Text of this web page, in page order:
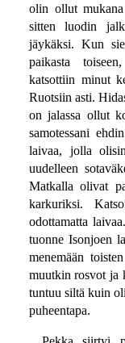
olin ollut mukana
sitten luodin
jäykäksi. Kun
paikasta
katsottiin minut
Ruotsiin asti.
on jalassa ollut
samotessani
laivaa, jolla
uudelleen
Matkalla olivat
karkuriksi.
odottamatta
tuonne Isonjoen
menemään
muutkin rosvot ja
tuntuu siltä kuin
puheentapa.